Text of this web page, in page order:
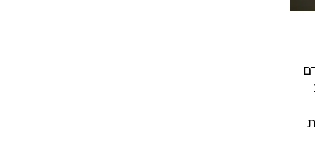
לשלטון ב-2012 וקידם